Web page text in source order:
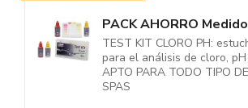
TEST KIT CLORO PH:
para el análisis de cloro, pH
APTO PARA TODO TIPO
SPAS